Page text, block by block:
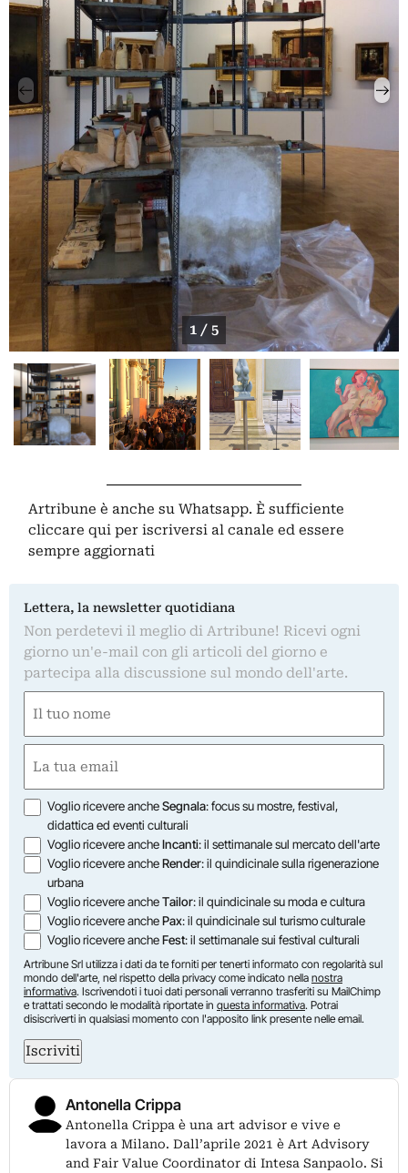
1 / 5
Artribune è anche su Whatsapp. È sufficiente
cliccare qui per iscriversi al canale ed essere
sempre aggiornati
Lettera, la newsletter quotidiana
Non perdetevi il meglio di Artribune! Ricevi ogni
giorno un'e-mail con gli articoli del giorno e
partecipa alla discussione sul mondo dell'arte.
(Required)
First
(Required)
Opzioni
Voglio ricevere ancheSegnala: focus su mostre, festival,
didattica ed eventi culturali
Voglio ricevere ancheIncanti: il settimanale sul mercato dell'arte
Voglio ricevere ancheRender: il quindicinale sulla rigenerazione
urbana
Voglio ricevere ancheTailor: il quindicinale su moda e cultura
Voglio ricevere anchePax: il quindicinale sul turismo culturale
Voglio ricevere ancheFest: il settimanale sui festival culturali
Artribune Srl utilizza i dati da te forniti per tenerti informato con regolarità sul
mondo dell'arte, nel rispetto della privacy come indicato nella nostra
informativa. Iscrivendoti i tuoi dati personali verranno trasferiti su MailChimp
e trattati secondo le modalità riportate in questa informativa. Potrai
disiscriverti in qualsiasi momento con l'apposito link presente nelle email.
Iscriviti
Antonella Crippa
Antonella Crippa è una art advisor e vive e
lavora a Milano. Dall’aprile 2021 è Art Advisory
and Fair Value Coordinator di Intesa Sanpaolo. Si